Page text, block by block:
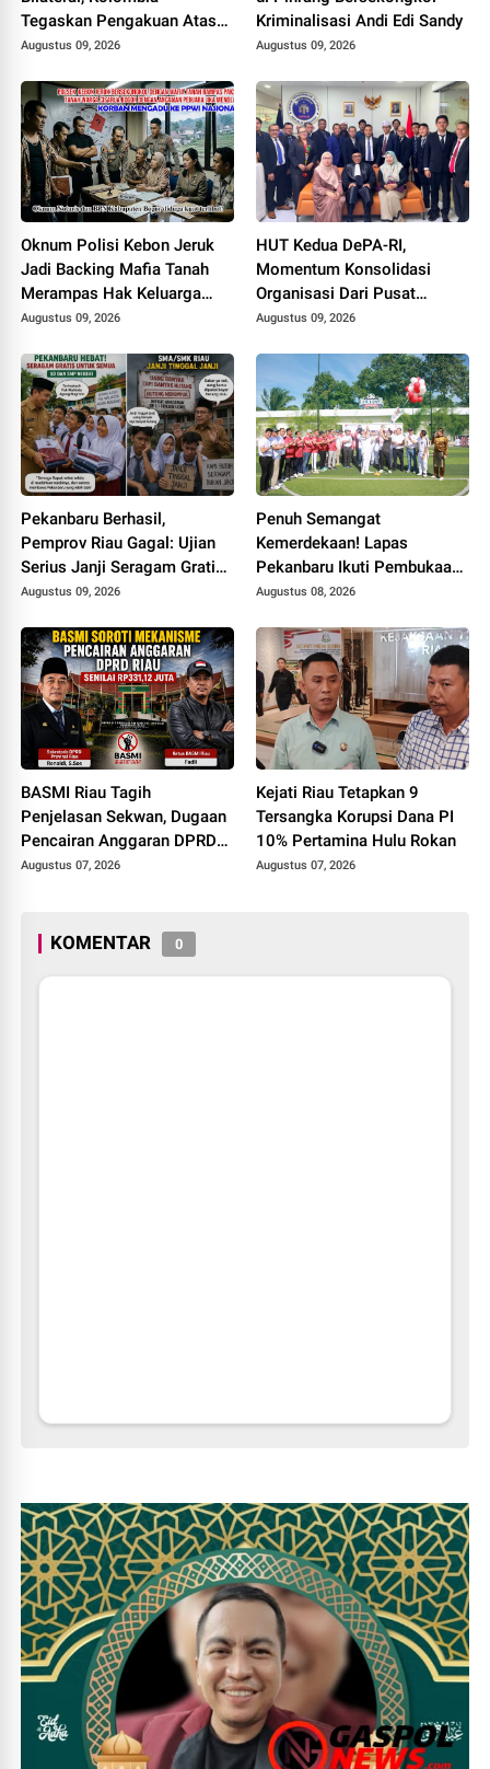
Tegaskan Pengakuan Atas
Kedaulatan Maroko di
Augustus 09, 2026
Kriminalisasi Andi Edi Sandy
Augustus 09, 2026
Oknum Polisi Kebon Jeruk
Jadi Backing Mafia Tanah
Merampas Hak Keluarga
Ambar Witjaksono Sutarman
Augustus 09, 2026
HUT Kedua DePA-RI,
Momentum Konsolidasi
Organisasi Dari Pusat
Sampai ke Daerah
Augustus 09, 2026
Pekanbaru Berhasil,
Pemprov Riau Gagal: Ujian
Serius Janji Seragam Gratis
di Bumi Lancang Kuning
Augustus 09, 2026
Penuh Semangat
Kemerdekaan! Lapas
Pekanbaru Ikuti Pembukaan
Pekan Olahraga Ditjenpas
Augustus 08, 2026
BASMI Riau Tagih
Penjelasan Sekwan, Dugaan
Pencairan Anggaran DPRD
Tanpa Prosedur Tuai
Augustus 07, 2026
Kejati Riau Tetapkan 9
Tersangka Korupsi Dana PI
10% Pertamina Hulu Rokan
Augustus 07, 2026
KOMENTAR 0